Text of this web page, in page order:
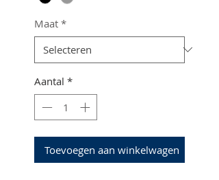
Maat *
Aantal *
Toevoegen aan winkelwagen